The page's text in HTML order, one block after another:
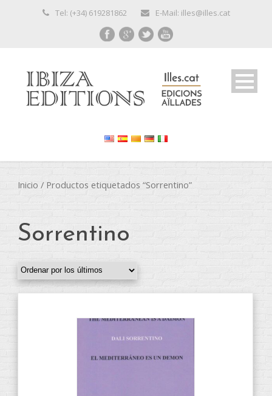
Tel: (+34) 619281862 E-Mail: illes@illes.cat
Inicio / Productos etiquetados “Sorrentino”
Sorrentino